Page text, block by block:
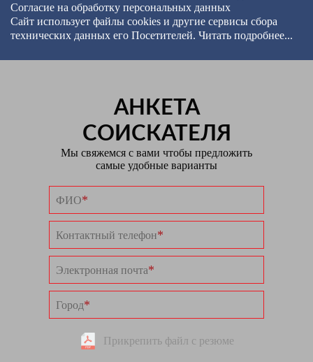
Согласие на обработку персональных данных
Сайт использует файлы cookies и другие сервисы сбора
технических данных его Посетителей. Читать подробнее...
АНКЕТА
СОИСКАТЕЛЯ
Мы свяжемся с вами чтобы предложить
самые удобные варианты
ФИО*
Контактный телефон*
Электронная почта*
Город*
Прикрепить файл с резюме